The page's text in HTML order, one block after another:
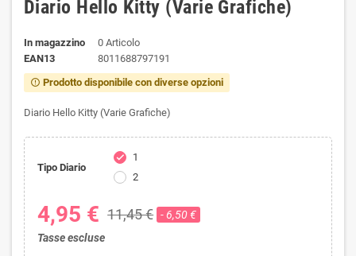
Diario Hello Kitty (Varie Grafiche)
In magazzino
0 Articolo
EAN13
8011688797191
error_outline Prodotto disponibile con diverse opzioni
Diario Hello Kitty (Varie Grafiche)
Tipo Diario
check
1
2
4,95 € 11,45 € - 6,50 €
Tasse escluse